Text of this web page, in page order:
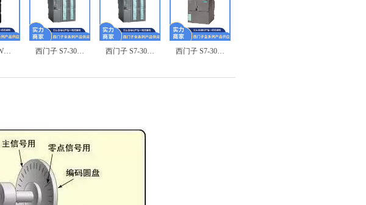
西门子 3RW3038-1BB04 软启动器 西门子 S7-300 6ES7321-1BL00-0AA0 数字量输出模块 西门子 S7-300 6ES7322-1HH01-0AA0 数字量输出模块 西门子 S7-300 6ES7322-1BL00-0AA0 数字量输出模块